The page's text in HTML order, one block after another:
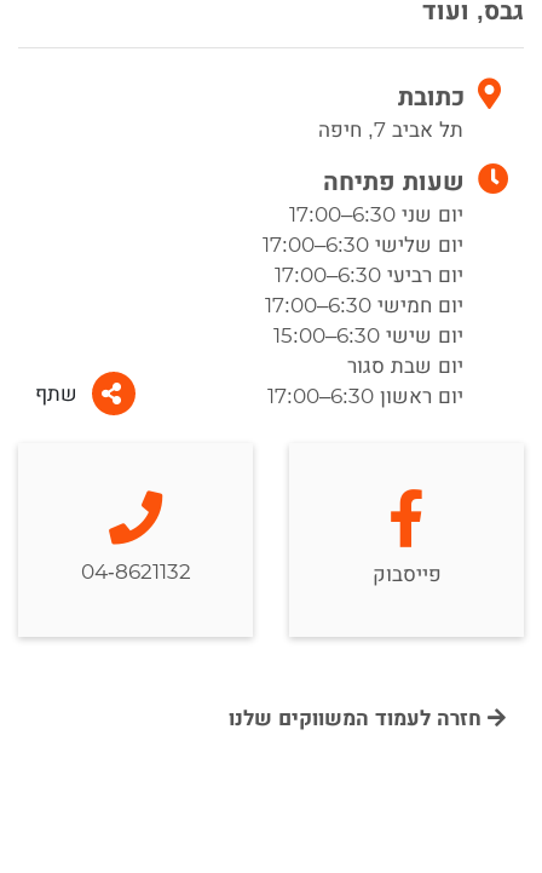
גבס, ועוד
כתובת
תל אביב 7, חיפה
שעות פתיחה
יום שני 6:30–17:00
יום שלישי 6:30–17:00
יום רביעי 6:30–17:00
יום חמישי 6:30–17:00
יום שישי 6:30–15:00
יום שבת סגור
יום ראשון 6:30–17:00
שתף
פייסבוק 04-8621132
חזרה לעמוד המשווקים שלנו